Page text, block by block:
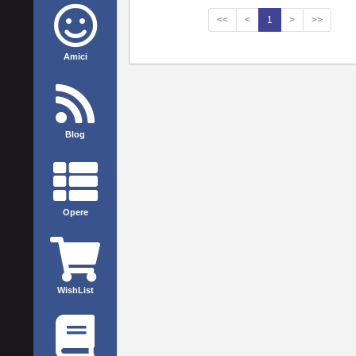
Amici
Blog
Opere
WishList
<< < 1 > >>